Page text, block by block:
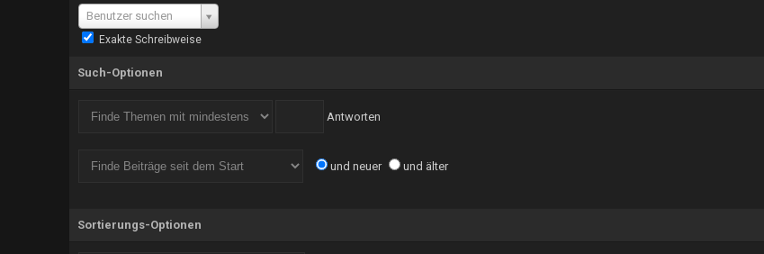
Benutzer suchen
Exakte Schreibweise
Such-Optionen
Antworten
und neuer und älter
Sortierungs-Optionen